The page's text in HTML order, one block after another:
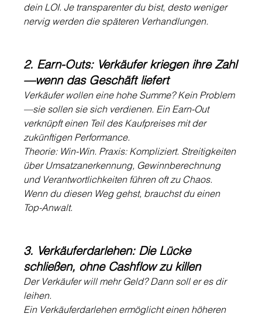
dein LOI. Je transparenter du bist, desto weniger
nervig werden die späteren Verhandlungen.
2. Earn-Outs: Verkäufer kriegen ihre Zahl
—wenn das Geschäft liefert
Verkäufer wollen eine hohe Summe? Kein Problem
—sie sollen sie sich verdienen. Ein Earn-Out
verknüpft einen Teil des Kaufpreises mit der
zukünftigen Performance.
Theorie: Win-Win. Praxis: Kompliziert. Streitigkeiten
über Umsatzanerkennung, Gewinnberechnung
und Verantwortlichkeiten führen oft zu Chaos.
Wenn du diesen Weg gehst, brauchst du einen
Top-Anwalt.
3. Verkäuferdarlehen: Die Lücke
schließen, ohne Cashflow zu killen
Der Verkäufer will mehr Geld? Dann soll er es dir
leihen.
Ein Verkäuferdarlehen ermöglicht einen höheren